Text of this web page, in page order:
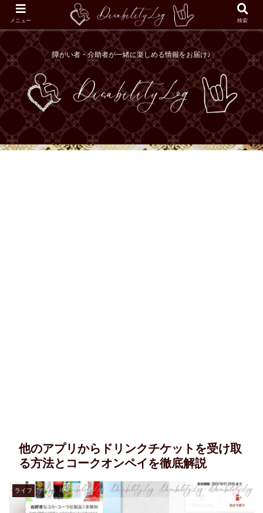
障がい者・介助者が一緒に楽しめる情報をお届け♪
他のアプリからドリンクチケットを受け取
る方法とコークオンペイを徹底解説
ライフ
メニュー 検索